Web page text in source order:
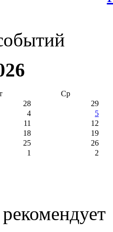
Ср
28
29
4
5
11
12
18
19
25
26
1 2